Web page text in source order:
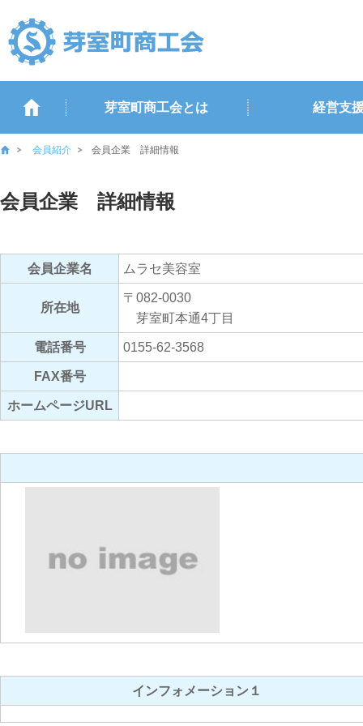
芽室町商工会とは 経営支
会員紹介 会員企業 詳細情報
会員企業 詳細情報
会員企業名 ムラセ美容室
所在地
〒082-0030
芽室町本通4丁目
電話番号 0155-62-3568
FAX番号
ホームページURL
インフォメーション１